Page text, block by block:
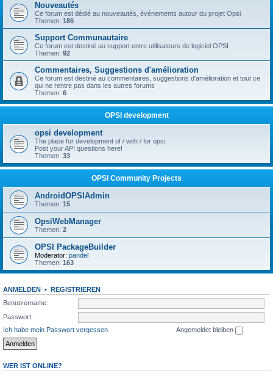
Nouveautés
Ce forum est dédié au nouveautés, événements autour du projet Opsi
Themen: 186
Support Communautaire
Ce forum est destiné au support entre utilisateurs de logiciel OPSI
Themen: 92
Commentaires, Suggestions d'amélioration
Ce forum est destiné au commentaires, suggestions d'amélioration et tout ce
qui ne rentre pas dans les autres forums
Themen: 6
OPSI development
opsi development
The place for development of / with / for opsi.
Post your API questions here!
Themen: 33
OPSI Community Projects
AndroidOPSIAdmin
Themen: 15
OpsiWebManager
Themen: 2
OPSI PackageBuilder
Moderator: pandel
Themen: 163
ANMELDEN • REGISTRIEREN
Benutzername:
Passwort:
Ich habe mein Passwort vergessen
Angemeldet bleiben
WER IST ONLINE?